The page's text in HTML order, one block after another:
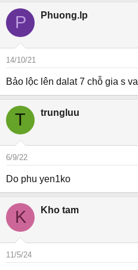
P Phuong.lp
14/10/21
Bảo lộc lên dalat 7 chỗ gia s
T trungluu
6/9/22
Do phu yen1ko
K Kho tam
11/5/24